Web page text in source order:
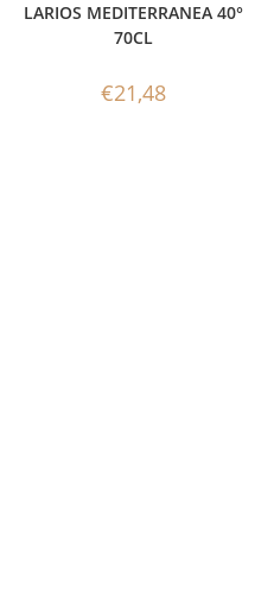
LARIOS MEDITERRANEA 40°
70CL
€21,48